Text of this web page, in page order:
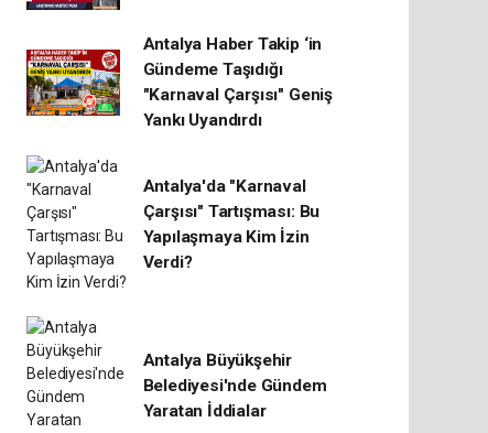
Antalya Haber Takip ‘in
Gündeme Taşıdığı
"Karnaval Çarşısı" Geniş
Yankı Uyandırdı
Antalya'da "Karnaval
Çarşısı" Tartışması: Bu
Yapılaşmaya Kim İzin
Verdi?
Antalya Büyükşehir
Belediyesi'nde Gündem
Yaratan İddialar